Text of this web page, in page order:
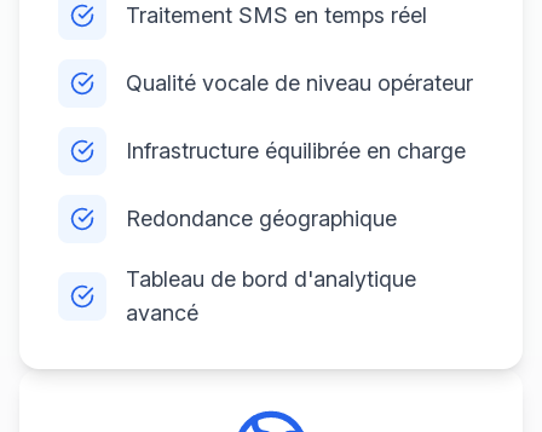
Traitement SMS en temps réel
Qualité vocale de niveau opérateur
Infrastructure équilibrée en charge
Redondance géographique
Tableau de bord d'analytique
avancé